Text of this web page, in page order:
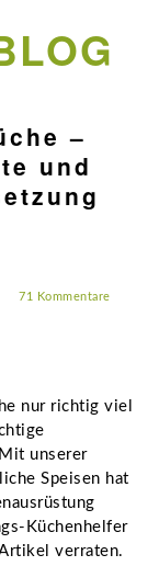
–
und
71 Kommentare
nur richtig viel
unserer
Speisen hat
Küchenhelfer
verraten.